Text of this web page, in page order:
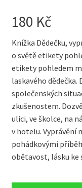
180 Kč
Knížka Dědečku,
o světě etikety
etikety pohledem
laskavého dědečka.
společenských
zkušenostem.
ulici, ve školce, na
v hotelu. Vyprávění
pohádkovými
obětavost, lásku ke